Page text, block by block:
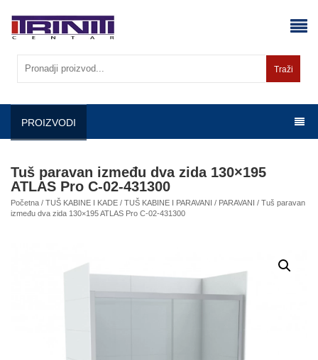
content
Traži
PROIZVODI
Tuš paravan između dva zida 130×195
ATLAS Pro C-02-431300
Početna / TUŠ KABINE I KADE / TUŠ KABINE I PARAVANI / PARAVANI
/ Tuš paravan
između dva zida 130×195 ATLAS Pro C-02-431300